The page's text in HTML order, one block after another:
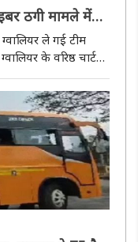
ठगी मामले में
ले गई टीम
के वरिष्ठ चार्टर्ड
करोड़ 6 लाख रुपये
ग्वालियर ..